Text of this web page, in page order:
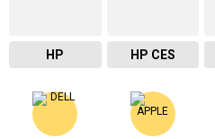
HP HP CES